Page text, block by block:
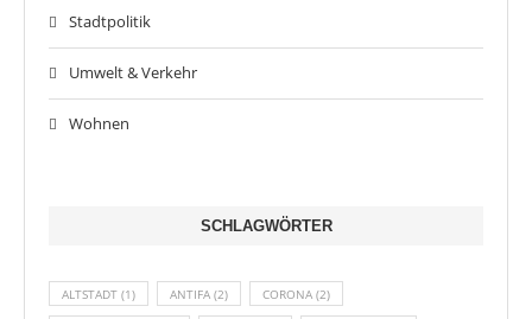
Stadtpolitik
Umwelt & Verkehr
Wohnen
SCHLAGWÖRTER
ALTSTADT (1) ANTIFA (2) CORONA (2)